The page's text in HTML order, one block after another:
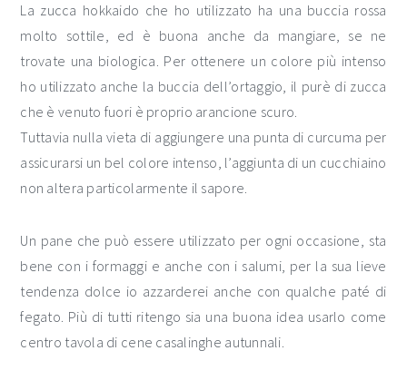
La zucca hokkaido che ho utilizzato ha una buccia rossa
molto sottile, ed è buona anche da mangiare, se ne
trovate una biologica. Per ottenere un colore più intenso
ho utilizzato anche la buccia dell’ortaggio, il purè di zucca
che è venuto fuori è proprio arancione scuro.
Tuttavia nulla vieta di aggiungere una punta di curcuma per
assicurarsi un bel colore intenso, l’aggiunta di un cucchiaino
non altera particolarmente il sapore.
Un pane che può essere utilizzato per ogni occasione, sta
bene con i formaggi e anche con i salumi, per la sua lieve
tendenza dolce io azzarderei anche con qualche paté di
fegato. Più di tutti ritengo sia una buona idea usarlo come
centro tavola di cene casalinghe autunnali.